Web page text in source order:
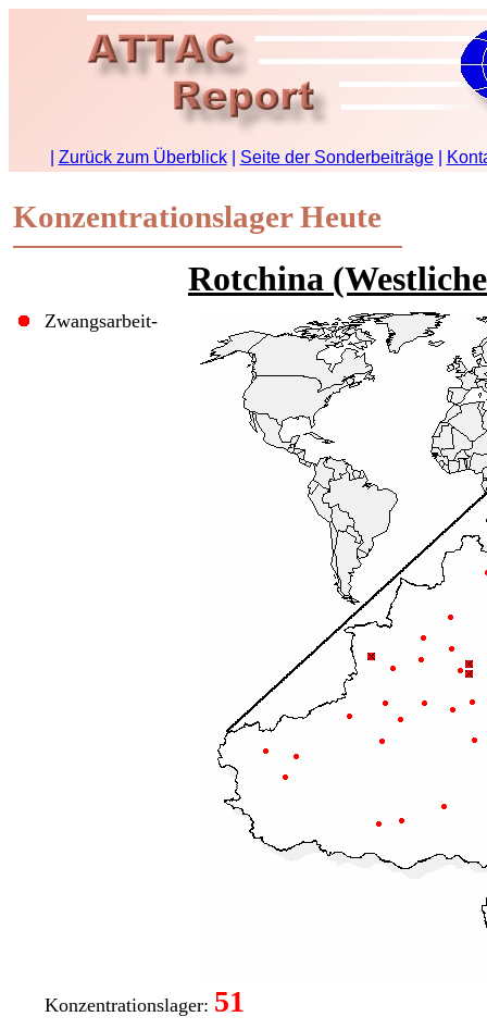
Konzentrationslager Heute
Rotchina
Zwangsarbeit-
Konzentrationslager: 51